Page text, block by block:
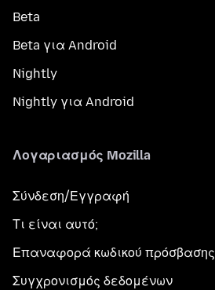
Beta
Beta για Android
Nightly
Nightly για Android
Λογαριασμός Mozilla
Σύνδεση/Εγγραφή
Τι είναι αυτό;
Επαναφορά κωδικού πρόσβασης
Συγχρονισμός δεδομένων